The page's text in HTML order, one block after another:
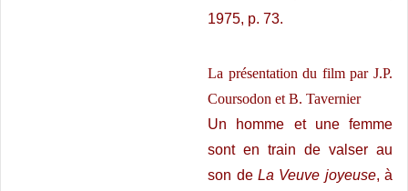
1975, p. 73.
La présentation du film par J.P.
Coursodon et B. Tavernier
Un homme et une femme
sont en train de valser au
son de La Veuve joyeuse, à